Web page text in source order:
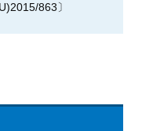
863〕